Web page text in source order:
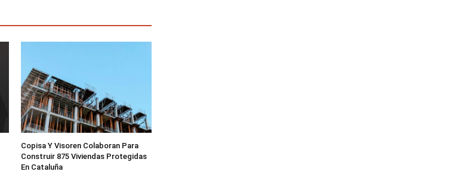
Copisa Y Visoren Colaboran Para
Construir 875 Viviendas Protegidas
En Cataluña